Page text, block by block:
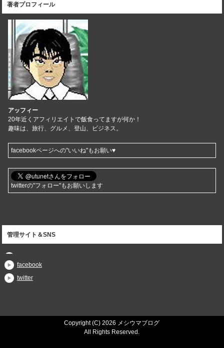
著者プロフィール
アッフィー
20年近くアフィリエイトで飯食ってますが何か！
趣味は、旅行、グルメ、登山、ビジネス。
facebookページへの"いいね"もお願い♥
twitterの"フォロー"もお願いします
管理サイト＆SNS
facebook
twitter
Copyright (C) 2026 メシウマブログ
All Rights Reserved.